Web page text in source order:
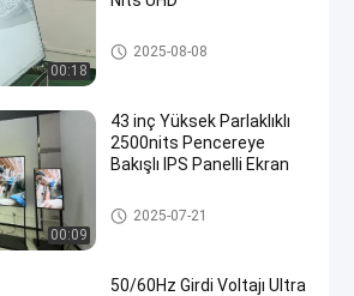
00:18
Pencere LCD Ekranı
2025-08-08
00:09
43 inç Yüksek Parlaklıklı
2500nits Pencereye
Bakışlı IPS Panelli Ekran
Pencere LCD Ekranı
2025-07-21
50/60Hz Girdi Voltajı Ultra